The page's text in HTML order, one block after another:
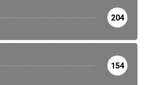
204
154